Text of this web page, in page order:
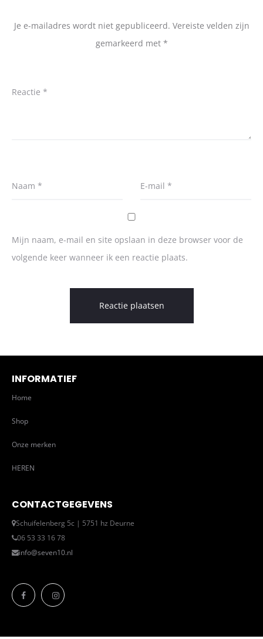
Je e-mailadres wordt niet gepubliceerd. Vereiste velden zijn
gemarkeerd met *
Reactie *
Naam * E-mail *
Mijn naam, e-mail en site opslaan in deze browser voor de
volgende keer wanneer ik een reactie plaats.
INFORMATIEF
Home
Shop
Onze merken
HEREN
CONTACTGEGEVENS
Schuifelenberg 5c | 5751 hz Deurne
06 53 33 16 78
info@seven10.nl